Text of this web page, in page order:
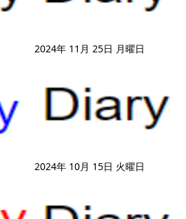
2024年 11月 25日 月曜日
2024年 10月 15日 火曜日